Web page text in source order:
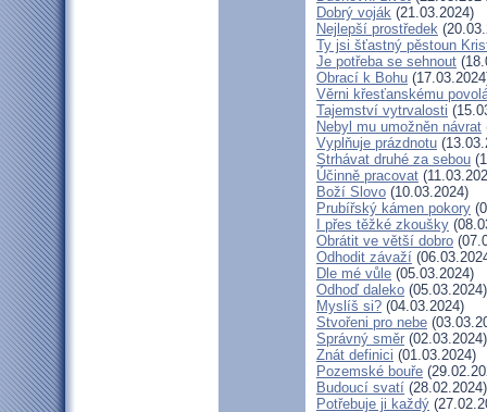
Dobrý voják (21.03.2024)
Nejlepší prostředek
Ty jsi šťastný pěstoun
Je potřeba se sehnout
Obrací k Bohu
Věrni křesťanskému
Tajemství vytrvalosti
Nebyl mu umožněn návrat
Vyplňuje prázdnotu
Strhávat druhé za sebou
Účinně pracovat
Boží Slovo (10.03.2024)
Prubířský kámen pokory
I přes těžké zkoušky
Obrátit ve větší dobro
Odhodit závaží
Dle mé vůle (05.03.2024)
Odhoď daleko (05.03.2024)
Myslíš si? (04.03.2024)
Stvořeni pro nebe
Správný směr (02.03.2024)
Znát definici (01.03.2024)
Pozemské bouře
Budoucí svatí (28.02.2024)
Potřebuje ji každý